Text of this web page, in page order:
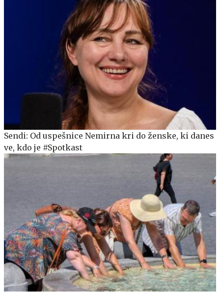
Sendi: Od uspešnice Nemirna kri do ženske, ki danes
ve, kdo je #Spotkast